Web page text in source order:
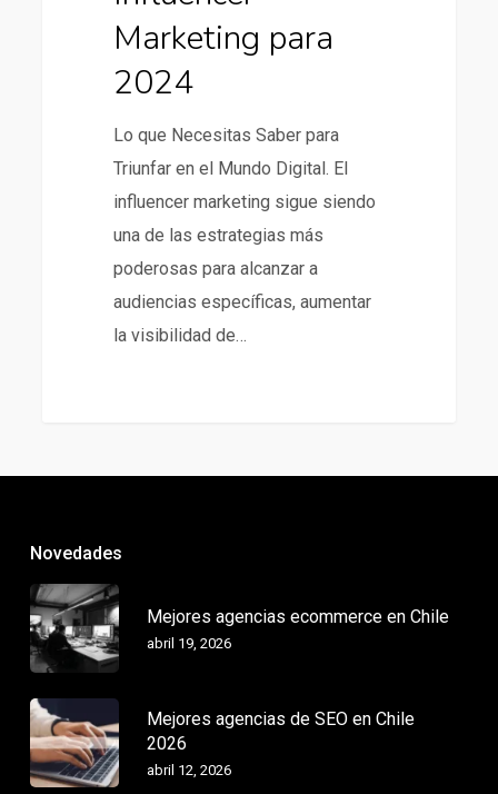
Marketing para
2024
Lo que Necesitas Saber para
Triunfar en el Mundo Digital. El
influencer marketing sigue siendo
una de las estrategias más
poderosas para alcanzar a
audiencias específicas, aumentar
la visibilidad de…
Novedades
Mejores agencias ecommerce en Chile
abril 19, 2026
Mejores agencias de SEO en Chile
2026
abril 12, 2026